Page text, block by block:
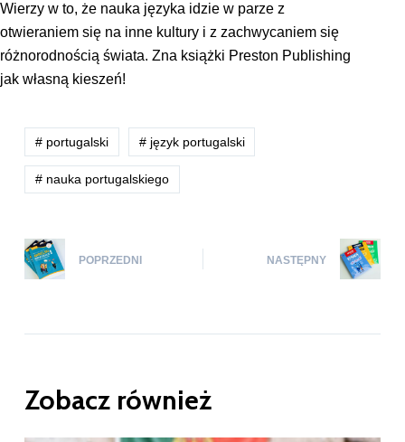
Wierzy w to, że nauka języka idzie w parze z
otwieraniem się na inne kultury i z zachwycaniem się
różnorodnością świata. Zna książki Preston Publishing
jak własną kieszeń!
# portugalski # język portugalski
# nauka portugalskiego
POPRZEDNI NASTĘPNY
Zobacz również